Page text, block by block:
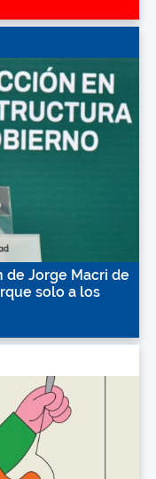
de Jorge Macri de
solo a los